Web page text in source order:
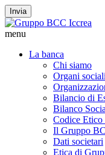
Invia
menu
La banca
Chi siamo
Organi sociali
Bilancio di
Bilanco
Codice Etico
Il Gruppo
Dati societari
Etica di